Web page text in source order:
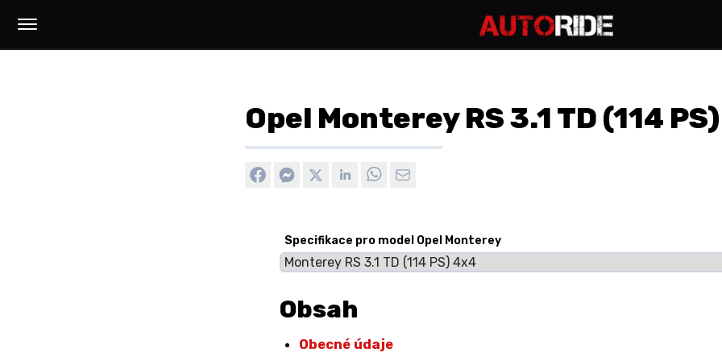
Opel Monterey RS 3.1 TD (114
Specifikace pro model Opel Monterey
Obsah
Obecné údaje